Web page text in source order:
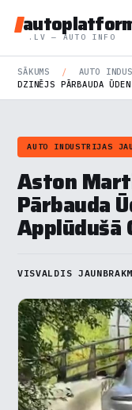
.LV — AUTO INFO
SĀKUMS / AUTO
DZINĒJS PĀRBAUDA
AUTO INDUSTRIJAS
Aston
Pārbauda
Applūdušā
VISVALDIS